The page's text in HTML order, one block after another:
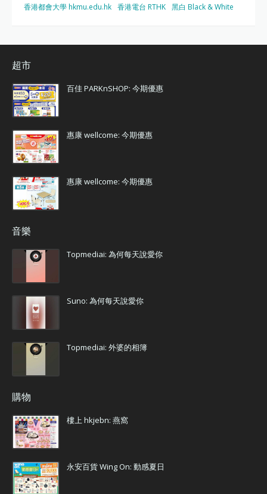
香港都會大學 hkmu.edu.hk 香港電台 RTHK 黑白 Black & White
超市
百佳 PARKnSHOP: 今期優惠
惠康 wellcome: 今期優惠
惠康 wellcome: 今期優惠
音樂
Topmediai: 為何每天說愛你
Suno: 為何每天說愛你
Topmediai: 外婆的相簿
購物
樓上 hkjebn: 燕窩
永安百貨 Wing On: 動感夏日